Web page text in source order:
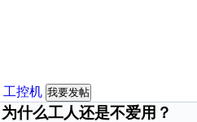
工控机 我要发帖
什么工人还是不爱用？